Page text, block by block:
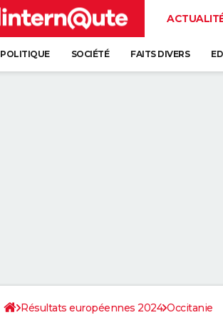
POLITIQUE SOCIÉTÉ FAITS DIVERS
Résultats européennes 2024 Occitanie